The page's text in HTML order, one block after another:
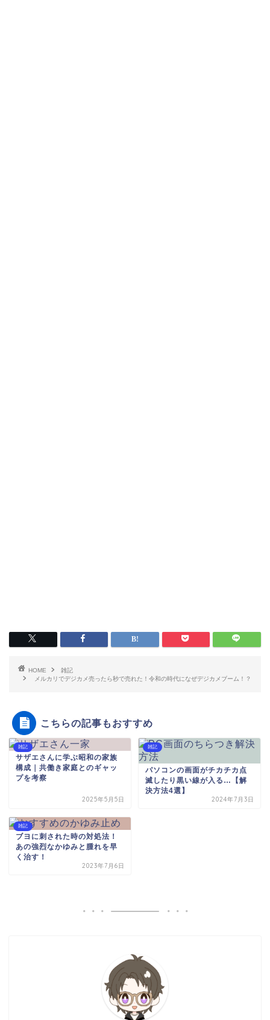
HOME
雑記
メルカリでデジカメ売ったら秒で売れた！令和の時代になぜデジカメブーム！？
こちらの記事もおすすめ
雑記
サザエさんに学ぶ昭和の家族
構成｜共働き家庭とのギャッ
プを考察
2025年5月5日
雑記
パソコンの画面がチカチカ点
滅したり黒い線が入る…【解
決方法4選】
2024年7月3日
雑記
ブヨに刺された時の対処法！
あの強烈なかゆみと腫れを早
く治す！
2023年7月6日